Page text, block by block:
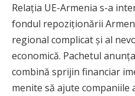
Relația UE-Armenia s-a
fondul repoziționării
regional complicat și al
economică. Pachetul
combină sprijin financiar
menite să ajute companiile